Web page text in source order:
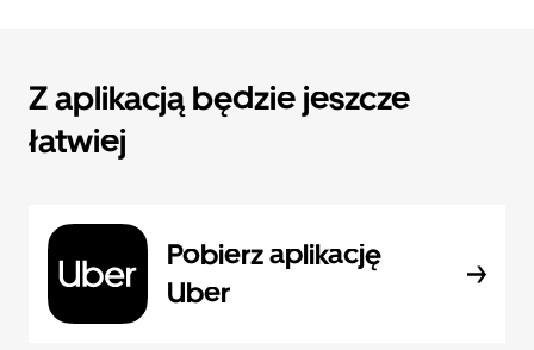
Z aplikacją będzie jeszcze
łatwiej
Pobierz aplikację
Uber